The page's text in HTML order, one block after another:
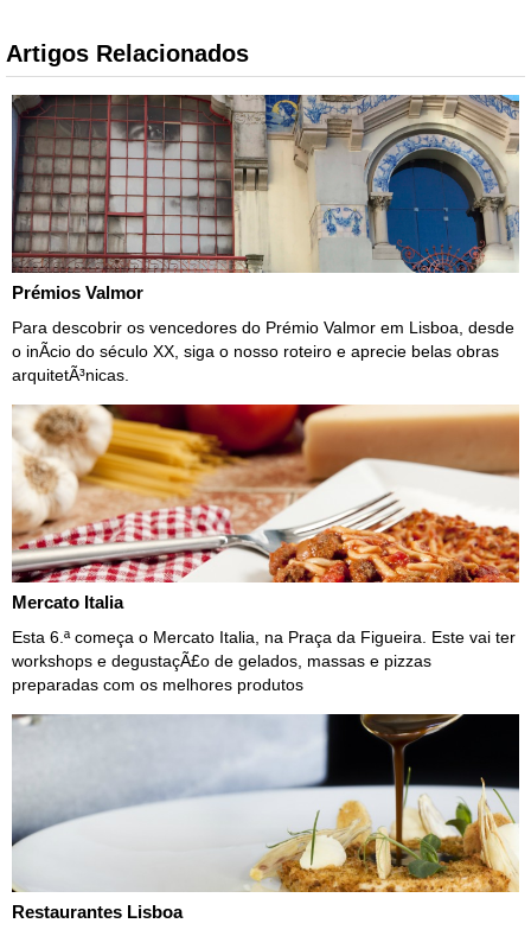
Artigos Relacionados
Prémios Valmor
Para descobrir os vencedores do Prémio Valmor em Lisboa, desde
o inÃ­cio do século XX, siga o nosso roteiro e aprecie belas obras
arquitetÃ³nicas.
Mercato Italia
Esta 6.ª começa o Mercato Italia, na Praça da Figueira. Este vai ter
workshops e degustaçÃ£o de gelados, massas e pizzas
preparadas com os melhores produtos
Restaurantes Lisboa